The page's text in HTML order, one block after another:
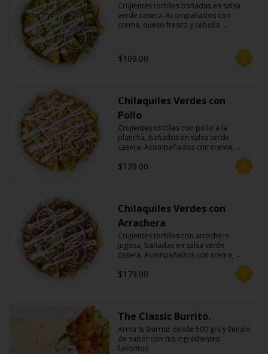
Crujientes tortillas bañadas en salsa
verde casera. Acompañados con
crema, queso fresco y cebolla
$109.00
Chilaquiles Verdes con
Pollo
Crujientes tortillas con pollo a la
plancha, bañados en salsa verde
casera. Acompañados con crema,
$139.00
Chilaquiles Verdes con
Arrachera
Crujientes tortillas con arrachera
jugosa, bañadas en salsa verde
casera. Acompañados con crema,
$179.00
The Classic Burrito.
Arma tu Burrito desde 500 grs y llénalo
de sabor con tus ingredientes
favoritos